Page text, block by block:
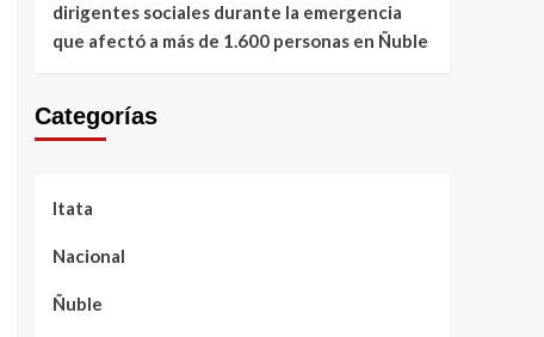
dirigentes sociales durante la emergencia
que afectó a más de 1.600 personas en Ñuble
Categorías
Itata
Nacional
Ñuble